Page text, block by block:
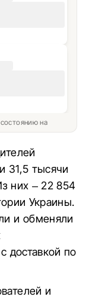
на
31,5 тысячи
них – 22 854
Украины.
и обменяли
доставкой по
и